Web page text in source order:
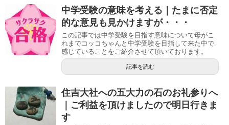
中学受験の意味を考える｜たまに否定
的な意見も見かけますが・・・
この記事では中学受験を目指す意味について母がこ
れまでコッコちゃんと中学受験を目指して来た中で
感じていることをご紹介させて頂いております。
記事を読む
住吉大社への五大力の石のお礼参りへ
｜ご利益を頂けましたので明日行きま
す